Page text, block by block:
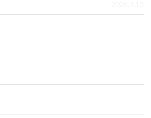
2026.7.15